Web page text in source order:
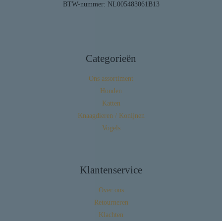
BTW-nummer: NL005483061B13
Categorieën
Ons assortiment
Honden
Katten
Knaagdieren / Konijnen
Vogels
Klantenservice
Over ons
Retourneren
Klachten